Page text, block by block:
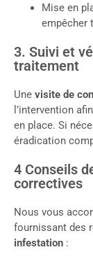
Mise en
empêcher
3. Suivi et
traitement
Une visite de
l’intervention
en place. Si
éradication
4 Conseils
correctives
Nous vous
fournissant des
infestation :